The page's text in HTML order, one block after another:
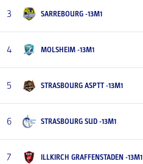
3 SARREBOURG -13M1
4 MOLSHEIM -13M1
5 STRASBOURG ASPTT -13M1
6 STRASBOURG SUD -13M1
7 ILLKIRCH GRAFFENSTADEN -13M1